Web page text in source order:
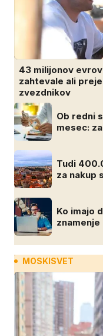
43 milijonov
zahtevale ali
zvezdnikov
Ob redni
mesec:
Tudi
za nakup
Ko imajo
MOSKISVET